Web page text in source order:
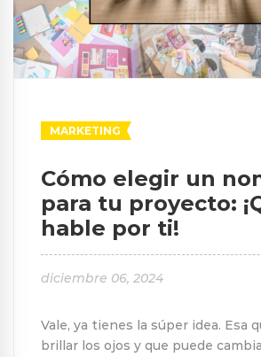
MARKETING
Cómo elegir un
para tu proyecto:
hable por ti!
diciembre 06, 2024
Vale, ya tienes la súper idea. Esa
brillar los ojos y que puede